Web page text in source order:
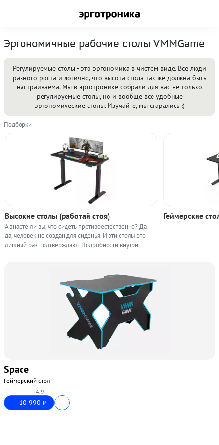
Эргономичные рабочие столы VMMGame
Регулируемые столы - это эргономика в чистом виде. Все люди
разного роста и логично, что высота стола так же должна быть
настраиваема. Мы в эрготронике собрали для вас не только
регулируемые столы, но и вообще все удобные
эргономические столы. Изучайте, мы старались :)
Подборки
Высокие столы (работай стоя)
А знаете ли вы, что сидеть противоестественно? Да-
да, человек не создан для сиденья. И эти столы это
лишний раз подтверждают. Подробности внутри
Геймерские
Space
Геймерский стол
4.9
10 990 ₽